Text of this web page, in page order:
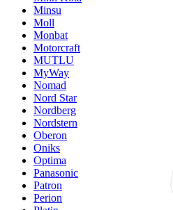
Minsu
Moll
Monbat
Motorcraft
MUTLU
MyWay
Nomad
Nord Star
Nordberg
Nordstern
Oberon
Oniks
Optima
Panasonic
Patron
Perion